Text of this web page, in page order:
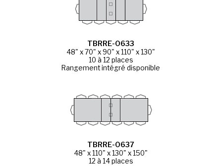
TBRRE-0633
48" x 70" x 90" x 110" x 130"
10 à 12 places
Rangement intégré disponible
TBRRE-0637
48" x 110" x 130" x 150"
12 à 14 places